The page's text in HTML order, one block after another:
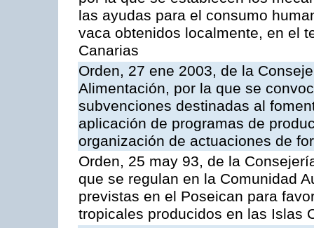
las ayudas para el consumo
vaca obtenidos localmente, en el
Canarias
Orden, 27 ene 2003, de la
Alimentación, por la que se
subvenciones destinadas al
aplicación de programas de
organización de actuaciones de
Orden, 25 may 93, de la
que se regulan en la Comunidad
previstas en el Poseican para
tropicales producidos en las Islas